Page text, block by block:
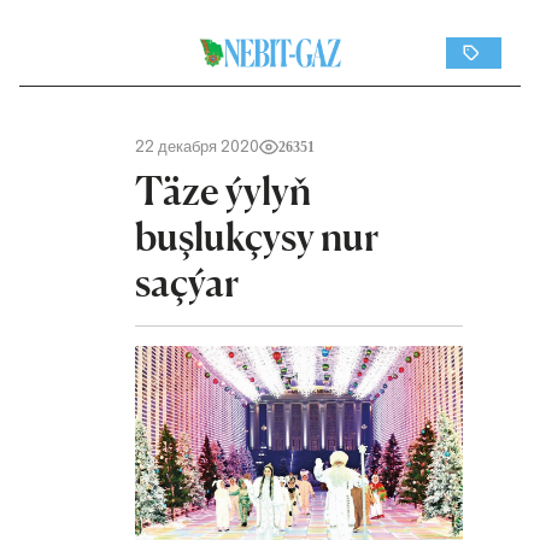
22 декабря 2020 26351
Täze ýylyň
buşlukçysy nur
saçýar